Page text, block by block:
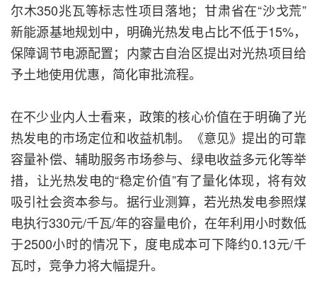
尔木350兆瓦等标志性项目落地；甘肃省在“沙戈荒”
新能源基地规划中，明确光热发电占比不低于15%，
保障调节电源配置；内蒙古自治区提出对光热项目给
予土地使用优惠，简化审批流程。
在不少业内人士看来，政策的核心价值在于明确了光
热发电的市场定位和收益机制。《意见》提出的可靠
容量补偿、辅助服务市场参与、绿电收益多元化等举
措，让光热发电的“稳定价值”有了量化体现，将有效
吸引社会资本参与。据行业测算，若光热发电参照煤
电执行330元/千瓦/年的容量电价，在年利用小时数低
于2500小时的情况下，度电成本可下降约0.13元/千
瓦时，竞争力将大幅提升。